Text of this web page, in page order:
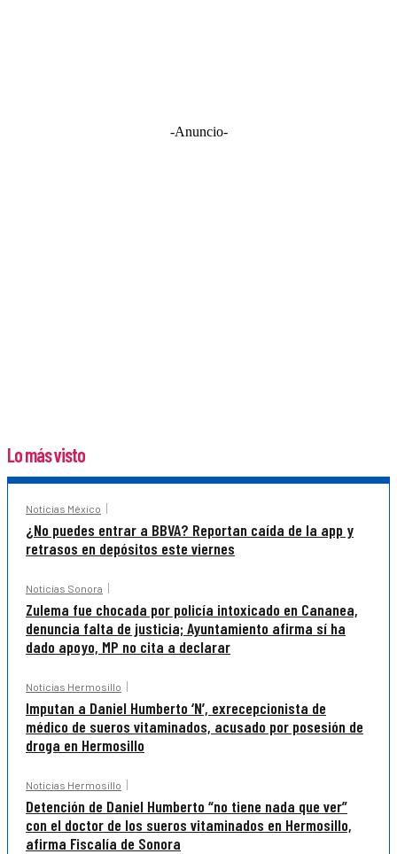
-Anuncio-
Lo más visto
Noticias México
¿No puedes entrar a BBVA? Reportan caída de la app y
retrasos en depósitos este viernes
Noticias Sonora
Zulema fue chocada por policía intoxicado en Cananea,
denuncia falta de justicia; Ayuntamiento afirma sí ha
dado apoyo, MP no cita a declarar
Noticias Hermosillo
Imputan a Daniel Humberto ‘N’, exrecepcionista de
médico de sueros vitaminados, acusado por posesión de
droga en Hermosillo
Noticias Hermosillo
Detención de Daniel Humberto “no tiene nada que ver”
con el doctor de los sueros vitaminados en Hermosillo,
afirma Fiscalía de Sonora